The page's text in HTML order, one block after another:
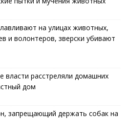
на улицах животных,
и волонтеров, зверски убивают
власти расстреляли домашних
дом
запрещающий держать собак на